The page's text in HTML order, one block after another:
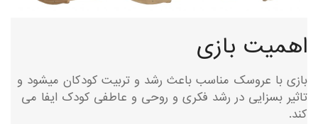
اهمیت بازی
بازی با عروسک مناسب باعث رشد و تربیت کودکان میشود و
تاثیر بسزایی در رشد فکری و روحی و عاطفی کودک ایفا می
کند.